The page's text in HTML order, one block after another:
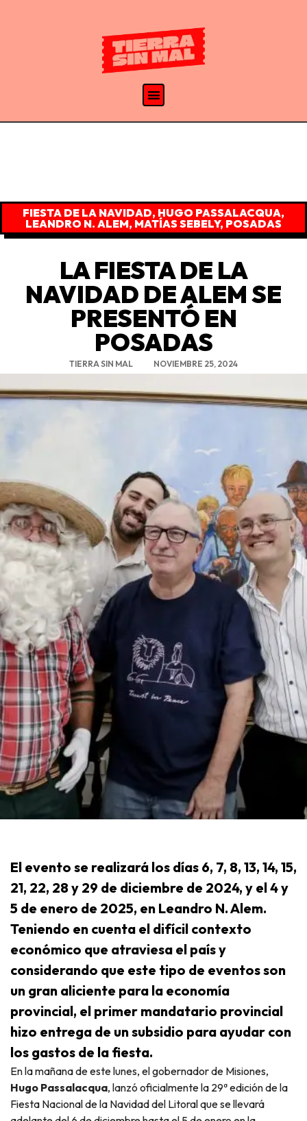
FIESTA DE LA NAVIDAD, HUGO PASSALACQUA,
LEANDRO N. ALEM, MATÍAS SEBELY, POSADAS
LA FIESTA DE LA
NAVIDAD DE ALEM SE
PRESENTÓ EN
POSADAS
TIERRA SIN MAL NOVIEMBRE 25, 2024
El evento se realizará los días 6, 7, 8, 13, 14, 15,
21, 22, 28 y 29 de diciembre de 2024, y el 4 y
5 de enero de 2025, en Leandro N. Alem.
Teniendo en cuenta el difícil contexto
económico que atraviesa el país y
considerando que este tipo de eventos son
un gran aliciente para la economía
provincial, el primer mandatario provincial
hizo entrega de un subsidio para ayudar con
los gastos de la fiesta.
En la mañana de este lunes, el gobernador de Misiones,
Hugo Passalacqua, lanzó oficialmente la 29ª edición de la
Fiesta Nacional de la Navidad del Litoral que se llevará